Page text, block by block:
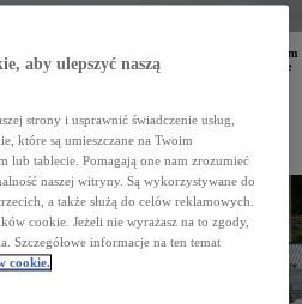
użytkowych marki Toyota. W porównaniu z rokiem
roku gama modelowa Toyota Professional nadal będzie
pozycję na polskim rynku. Tylko od stycznia do grudnia
producenta. To rezultat o 34% lepszy
aby ulepszyć naszą
strony i usprawnić świadczenie usług,
które są umieszczane na Twoim
lub tablecie. Pomagają one nam zrozumieć
naszej witryny. Są wykorzystywane do
a także służą do celów reklamowych.
cookie. Jeżeli nie wyrażasz na to zgody,
Szczegółowe informacje na ten temat
cookie.